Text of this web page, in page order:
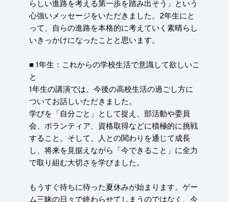
らしい進路を考える第一歩を踏み出そう」という
心強いメッセージをいただきました。2年生にと
って、自らの進路を本格的に考えていく素晴らし
いきっかけになったことと思います。
■ 1年生：これからの学校生活で意識して欲しいこ
と
1年生の講演では、今後の高校生活の過ごし方に
ついてお話しいただきました。
学びを「自分ごと」として捉え、部活動や委員
会、ボランティア、資格取得などに積極的に挑戦
すること。そして、人との関わりを通じて成長
し、将来を見据えながら「今できること」に全力
で取り組む大切さを学びました。
もうすぐ待ちに待った夏休みが始まります。ゲー